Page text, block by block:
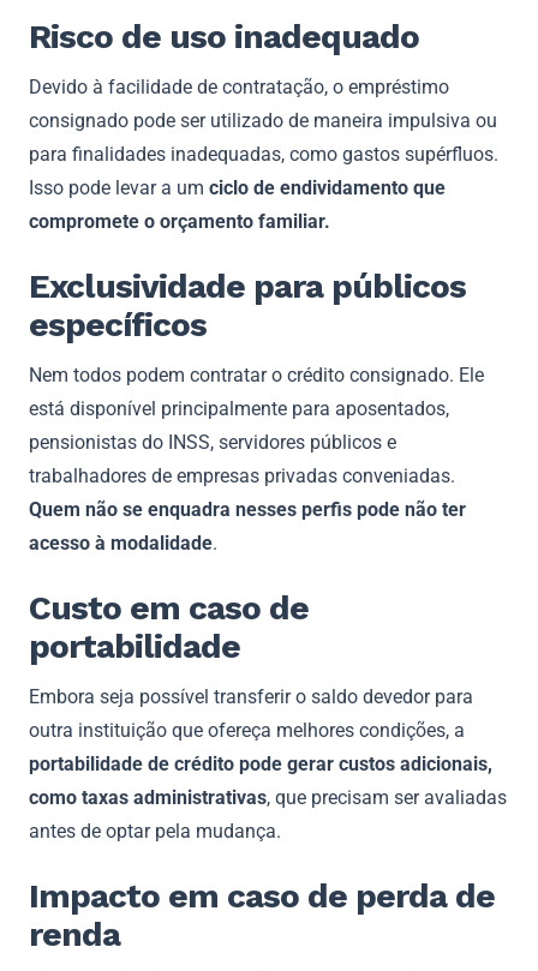
Risco de uso inadequado
Devido à facilidade de contratação, o empréstimo
consignado pode ser utilizado de maneira impulsiva ou
para finalidades inadequadas, como gastos supérfluos.
Isso pode levar a um ciclo de endividamento que
compromete o orçamento familiar.
Exclusividade para públicos
específicos
Nem todos podem contratar o crédito consignado. Ele
está disponível principalmente para aposentados,
pensionistas do INSS, servidores públicos e
trabalhadores de empresas privadas conveniadas.
Quem não se enquadra nesses perfis pode não ter
acesso à modalidade.
Custo em caso de
portabilidade
Embora seja possível transferir o saldo devedor para
outra instituição que ofereça melhores condições, a
portabilidade de crédito pode gerar custos adicionais,
como taxas administrativas, que precisam ser avaliadas
antes de optar pela mudança.
Impacto em caso de perda de
renda